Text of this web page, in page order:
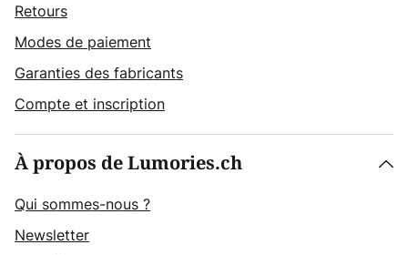
Retours
Modes de paiement
Garanties des fabricants
Compte et inscription
À propos de Lumories.ch
Qui sommes-nous ?
Newsletter